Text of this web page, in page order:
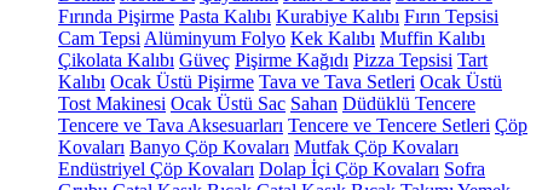
Fırında Pişirme Pasta Kalıbı Kurabiye Kalıbı Fırın Tepsisi
Cam Tepsi Alüminyum Folyo Kek Kalıbı Muffin Kalıbı
Çikolata Kalıbı Güveç Pişirme Kağıdı Pizza Tepsisi Tart
Kalıbı Ocak Üstü Pişirme Tava ve Tava Setleri Ocak Üstü
Tost Makinesi Ocak Üstü Sac Sahan Düdüklü Tencere
Tencere ve Tava Aksesuarları Tencere ve Tencere Setleri Çöp
Kovaları Banyo Çöp Kovaları Mutfak Çöp Kovaları
Endüstriyel Çöp Kovaları Dolap İçi Çöp Kovaları Sofra